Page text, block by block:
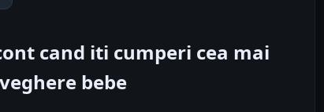
cand iti cumperi cea mai
bebe